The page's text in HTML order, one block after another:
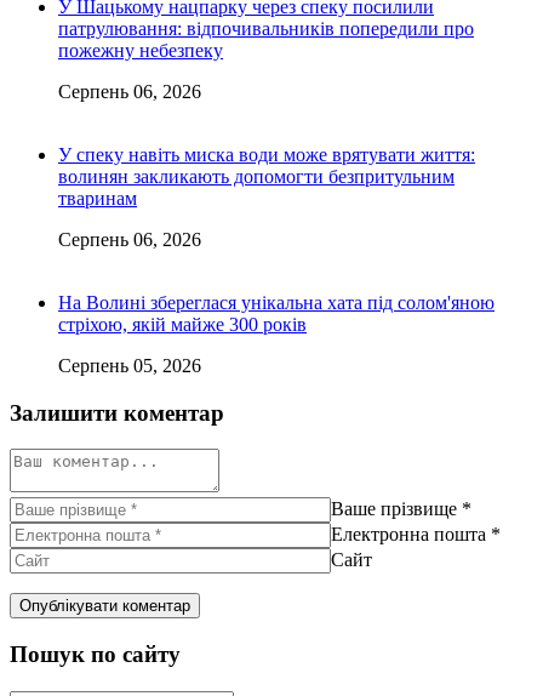
У Шацькому нацпарку через спеку посилили
патрулювання: відпочивальників попередили про
пожежну небезпеку
Серпень 06, 2026
У спеку навіть миска води може врятувати життя:
волинян закликають допомогти безпритульним
тваринам
Серпень 06, 2026
На Волині збереглася унікальна хата під солом'яною
стріхою, якій майже 300 років
Серпень 05, 2026
Залишити коментар
Ваше прізвище *
Електронна пошта *
Сайт
Пошук по сайту